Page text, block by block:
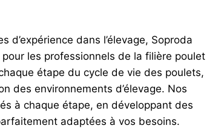
d’expérience dans l’élevage, Soproda
les professionnels de la filière poulet
étape du cycle de vie des poulets,
des environnements d’élevage. Nos
à chaque étape, en développant des
adaptées à vos besoins.